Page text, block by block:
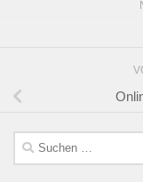
Suchen
nach: